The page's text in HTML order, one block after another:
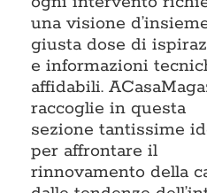
una visione
giusta dose di
e informazioni
affidabili.
raccoglie in questa
sezione tantissime
per affrontare il
rinnovamento della